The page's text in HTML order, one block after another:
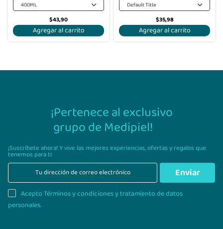
400ML
$43,90
Agregar al carrito
Default Title
$35,98
Agregar al carrito
¡Pertenece al exclusivo
grupo de Medipiel!
¡Suscríbete ahora! Y vive las mejores experiencias,ofertas y regalos que
tenemos para ti
Enviar
Acepto Términos y condiciones y tratamiento de datos
personales.